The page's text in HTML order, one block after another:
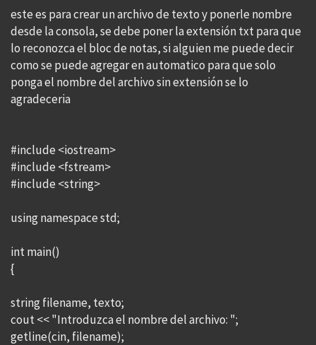
este es para crear un archivo de texto y ponerle nombre
desde la consola, se debe poner la extensión txt para que
lo reconozca el bloc de notas, si alguien me puede decir
como se puede agregar en automatico para que solo
ponga el nombre del archivo sin extensión se lo
agradeceria
#include <iostream>
#include <fstream>
#include <string>
using namespace std;
int main()
{
string filename, texto;
cout << "Introduzca el nombre del archivo: ";
getline(cin, filename);